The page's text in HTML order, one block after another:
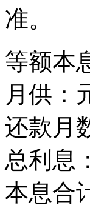
准。
等额本
月供：
还款月
总利息：
本息合